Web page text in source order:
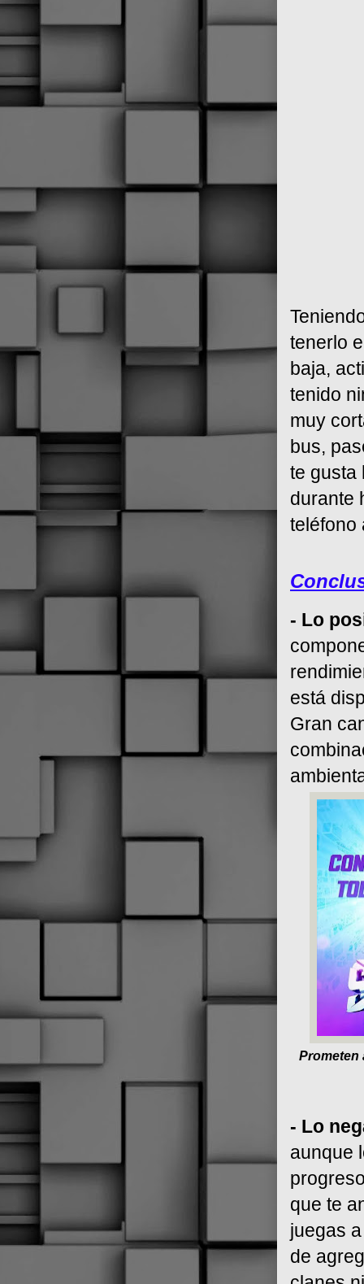
tenerlo
baja,
tenido
muy
bus,
te gusta
durante
teléfono
- Lo
está
Gran
Prometen
- Lo
aunque
que te
juegas
de